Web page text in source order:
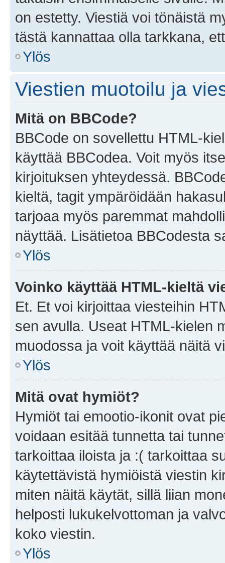
on estetty. Viestiä voi tönäistä
tästä kannattaa olla tarkkana,
Ylös
Viestien muotoilu ja
Mitä on BBCode?
BBCode on sovellettu HTML-
käyttää BBCodea. Voit myös
kirjoituksen yhteydessä.
kieltä, tagit ympäröidään
tarjoaa myös paremmat
näyttää. Lisätietoa BBCodesta
Ylös
Voinko käyttää HTML-kieltä
Et. Et voi kirjoittaa viesteihin
sen avulla. Useat HTML-kielen
muodossa ja voit käyttää näitä
Ylös
Mitä ovat hymiöt?
Hymiöt tai emootio-ikonit ovat
voidaan esitää tunnetta tai
tarkoittaa iloista ja :( tarkoittaa
käytettävistä hymiöistä viestin
miten näitä käytät, sillä liian
helposti lukukelvottoman ja
koko viestin.
Ylös